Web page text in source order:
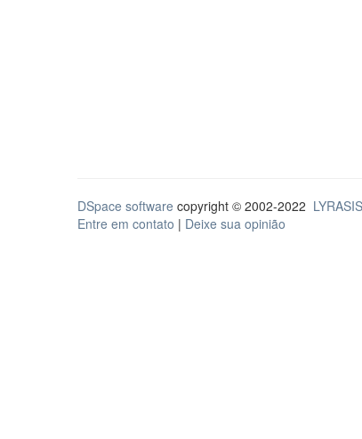
DSpace software copyright © 2002-2022 LYRASIS
Entre em contato | Deixe sua opinião